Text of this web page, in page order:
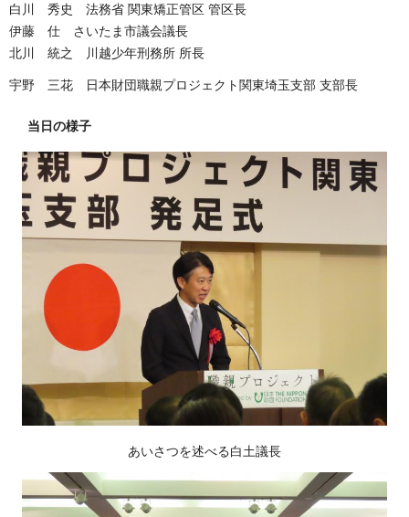
白川 秀史 法務省 関東矯正管区 管区長
伊藤 仕 さいたま市議会議長
北川 統之 川越少年刑務所 所長
宇野 三花 日本財団職親プロジェクト関東埼玉支部 支部長
当日の様子
あいさつを述べる白土議長